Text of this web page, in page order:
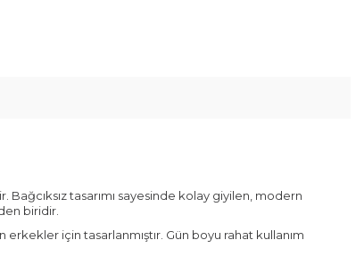
tasarımı sayesinde kolay giyilen, modern
biridir.
için tasarlanmıştır. Gün boyu rahat kullanım